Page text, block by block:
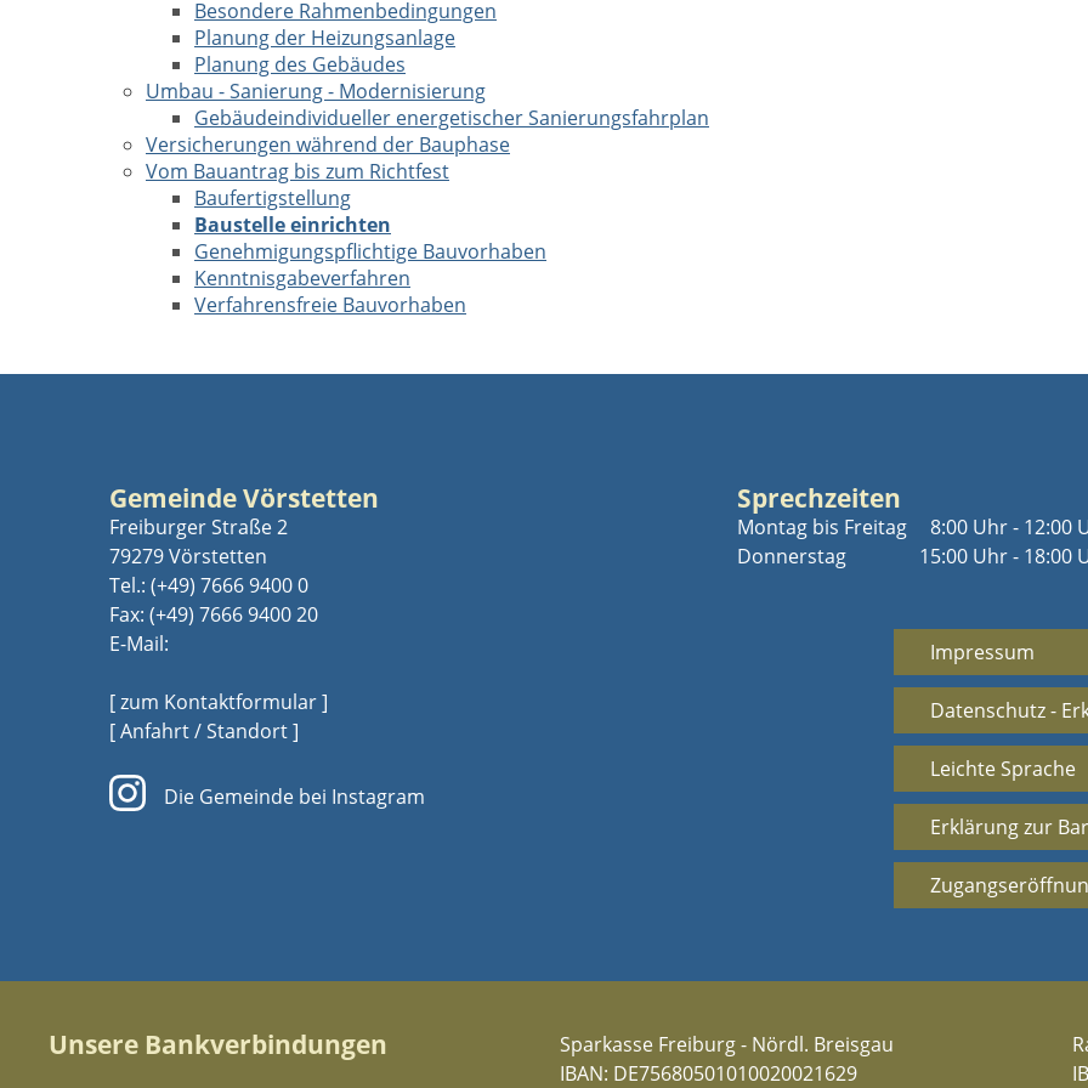
Besondere Rahmenbedingungen
Planung der Heizungsanlage
Planung des Gebäudes
Umbau - Sanierung - Modernisierung
Gebäudeindividueller energetischer Sanierungsfahrplan
Versicherungen während der Bauphase
Vom Bauantrag bis zum Richtfest
Baufertigstellung
Baustelle einrichten
Genehmigungspflichtige Bauvorhaben
Kenntnisgabeverfahren
Verfahrensfreie Bauvorhaben
Gemeinde Vörstetten
Freiburger Straße 2
79279 Vörstetten
Tel.: (+49) 7666 9400 0
Fax: (+49) 7666 9400 20
E-Mail:
[ zum Kontaktformular ]
[ Anfahrt / Standort ]
Die Gemeinde bei Instagram
Sprechzeiten
Montag bis Freitag
Donnerstag
8:00 Uhr - 12:00
15:00 Uhr - 18:00
Impressum
Datenschutz -
Leichte Sprache
Erklärung zur
Unsere Bankverbindungen
Sparkasse Freiburg - Nördl. Breisgau
IBAN: DE75680501010020021629